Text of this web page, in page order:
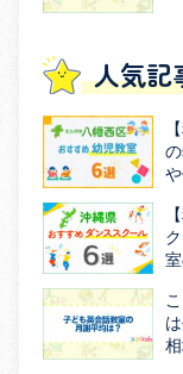
人気記